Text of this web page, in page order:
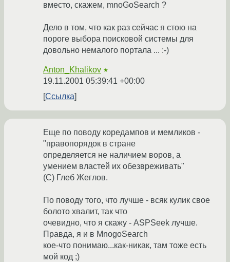
вместо, скажем, mnoGoSearch ?
Дело в том, что как раз сейчас я стою на
пороге выбора поисковой системы для
довольно немалого портала ... :-)
Anton_Khalikov ★
19.11.2001 05:39:41 +00:00
Ссылка
Еще по поводу коредампов и мемликов -
"правопорядок в стране
определяется не наличием воров, а
умением властей их обезвреживать"
(С) Глеб Жеглов.
По поводу того, что лучше - всяк кулик свое
болото хвалит, так что
очевидно, что я скажу - ASPSeek лучше.
Правда, я и в MnogoSearch
кое-что понимаю...как-никак, там тоже есть
мой код ;)